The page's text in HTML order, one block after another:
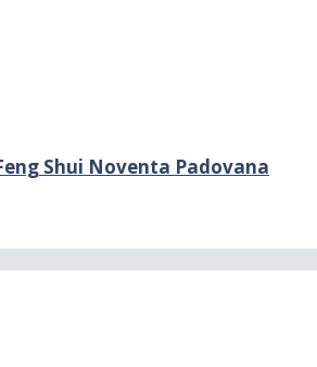
Shui Noventa Padovana